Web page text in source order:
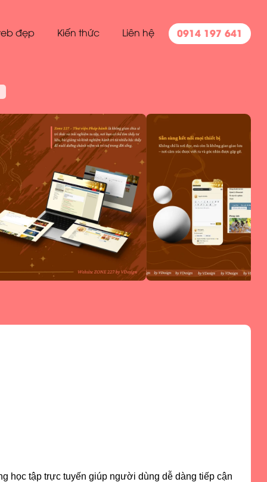
đẹp Kiến thức Liên hệ 0914 197 641
học tập trực tuyến giúp người dùng dễ dàng tiếp cận